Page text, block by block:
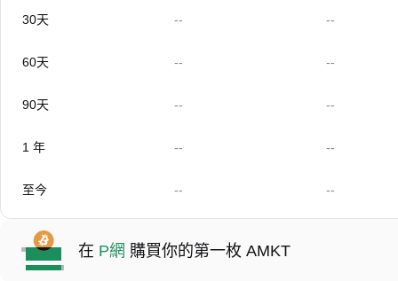
30天 -- --
60天 -- --
90天 -- --
1 年 -- --
至今 -- --
在 P網 購買你的第一枚 AMKT